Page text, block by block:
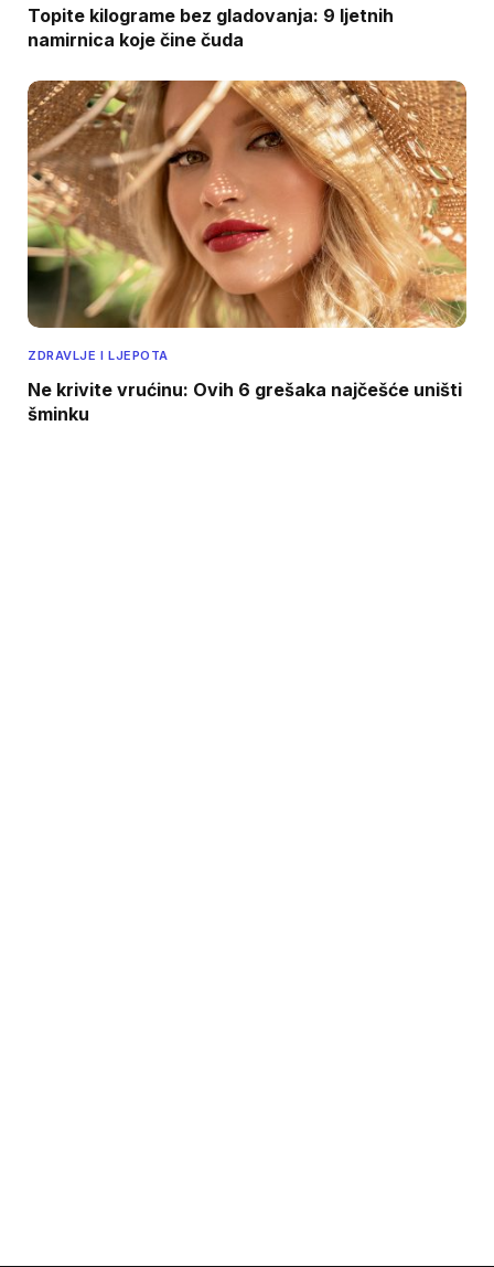
Topite kilograme bez gladovanja: 9 ljetnih
namirnica koje čine čuda
ZDRAVLJE I LJEPOTA
Ne krivite vrućinu: Ovih 6 grešaka najčešće uništi
šminku